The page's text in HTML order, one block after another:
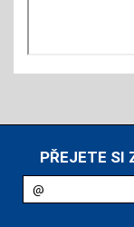
PŘEJETE SI